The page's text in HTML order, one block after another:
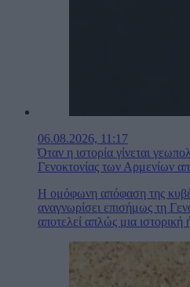
06.08.2026, 11:17
Όταν η ιστορία γίνεται
Γενοκτονίας των Αρμενίων
Η ομόφωνη απόφαση της
αναγνωρίσει επισήμως τη
αποτελεί απλώς μια ιστορική